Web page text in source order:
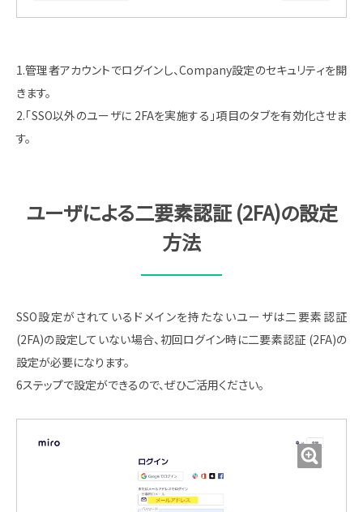
1.管理者アカウントでログインし、Company設定のセキュリティを開
きます。
2.「SSO以外のユーザに 2FAを実施する」項目のタブを有効化させま
す。
ユーザによる二要素認証 (2FA)の設定
方法
SSO設定がされているドメインを持たないユーザは二要素認証
(2FA)の設定していない場合、初回ログイン時に二要素認証 (2FA)の
設定が必要になります。
6ステップで設定ができるので、ぜひご活用ください。